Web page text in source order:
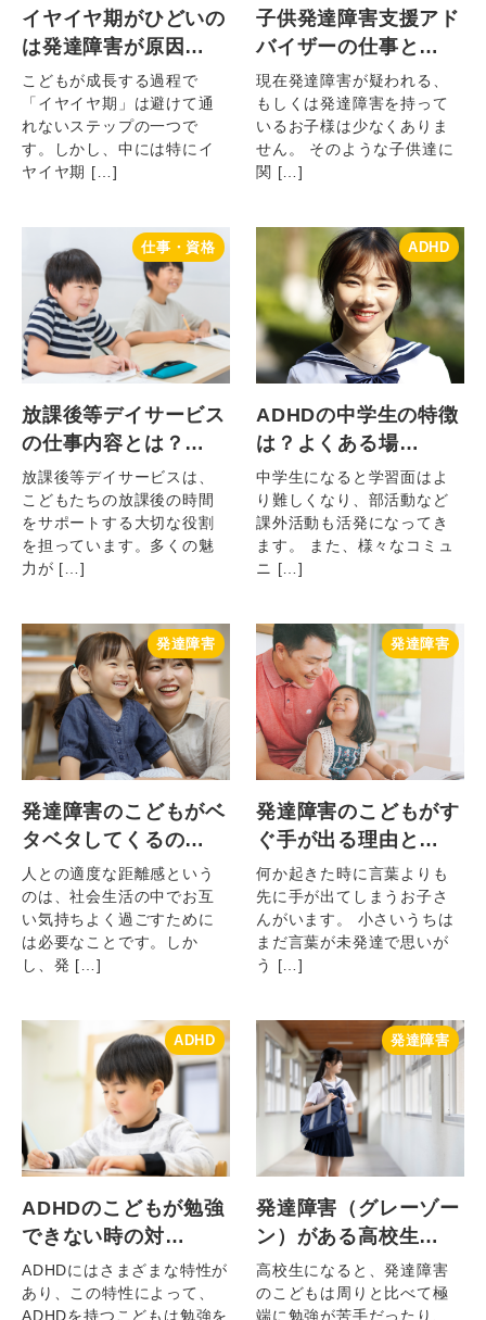
イヤイヤ期がひどいの
は発達障害が原因…
こどもが成長する過程で
「イヤイヤ期」は避けて通
れないステップの一つで
す。しかし、中には特にイ
ヤイヤ期 […]
子供発達障害支援アド
バイザーの仕事と…
現在発達障害が疑われる、
もしくは発達障害を持って
いるお子様は少なくありま
せん。 そのような子供達に
関 […]
仕事・資格
放課後等デイサービス
の仕事内容とは？…
放課後等デイサービスは、
こどもたちの放課後の時間
をサポートする大切な役割
を担っています。多くの魅
力が […]
ADHD
ADHDの中学生の特徴
は？よくある場…
中学生になると学習面はよ
り難しくなり、部活動など
課外活動も活発になってき
ます。 また、様々なコミュ
ニ […]
発達障害
発達障害のこどもがベ
タベタしてくるの…
人との適度な距離感という
のは、社会生活の中でお互
い気持ちよく過ごすために
は必要なことです。しか
し、発 […]
発達障害
発達障害のこどもがす
ぐ手が出る理由と…
何か起きた時に言葉よりも
先に手が出てしまうお子さ
んがいます。 小さいうちは
まだ言葉が未発達で思いが
う […]
ADHD
ADHDのこどもが勉強
できない時の対…
ADHDにはさまざまな特性が
あり、この特性によって、
ADHDを持つこどもは勉強を
発達障害
発達障害（グレーゾー
ン）がある高校生…
高校生になると、発達障害
のこどもは周りと比べて極
端に勉強が苦手だったり、